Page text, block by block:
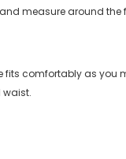
measure around the
fits comfortably as you
waist.